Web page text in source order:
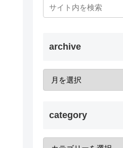
archive
category